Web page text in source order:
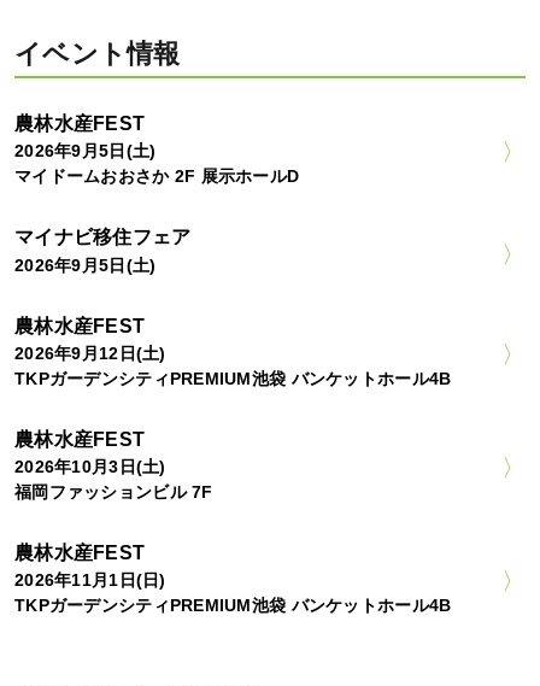
イベント情報
農林水産FEST
2026年9月5日(土)
マイドームおおさか 2F 展示ホールD
マイナビ移住フェア
2026年9月5日(土)
農林水産FEST
2026年9月12日(土)
TKPガーデンシティPREMIUM池袋 バンケットホール4B
農林水産FEST
2026年10月3日(土)
福岡ファッションビル 7F
農林水産FEST
2026年11月1日(日)
TKPガーデンシティPREMIUM池袋 バンケットホール4B